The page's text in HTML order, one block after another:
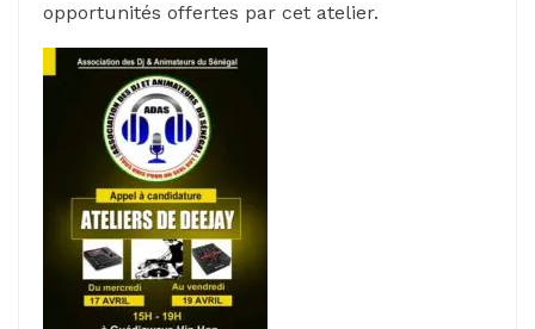
opportunités offertes par cet atelier.